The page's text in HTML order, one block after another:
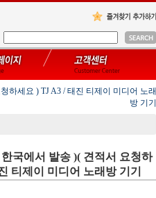
하세요 ) TJ A3 / 태진 티제이 미디어 노래
방 기기
국에서 발송 )( 견적서 요청하
티제이 미디어 노래방 기기